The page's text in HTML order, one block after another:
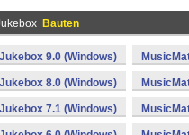
Bauten
9.0 (Windows)
8.0 (Windows)
7.1 (Windows)